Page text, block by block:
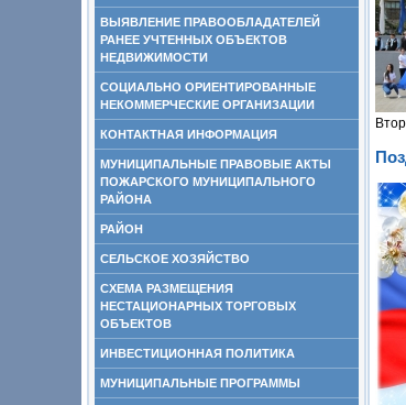
ВЫЯВЛЕНИЕ ПРАВООБЛАДАТЕЛЕЙ
РАНЕЕ УЧТЕННЫХ ОБЪЕКТОВ
НЕДВИЖИМОСТИ
СОЦИАЛЬНО ОРИЕНТИРОВАННЫЕ
НЕКОММЕРЧЕСКИЕ ОРГАНИЗАЦИИ
КОНТАКТНАЯ ИНФОРМАЦИЯ
МУНИЦИПАЛЬНЫЕ ПРАВОВЫЕ АКТЫ
ПОЖАРСКОГО МУНИЦИПАЛЬНОГО
РАЙОНА
РАЙОН
СЕЛЬСКОЕ ХОЗЯЙСТВО
СХЕМА РАЗМЕЩЕНИЯ
НЕСТАЦИОНАРНЫХ ТОРГОВЫХ
ОБЪЕКТОВ
ИНВЕСТИЦИОННАЯ ПОЛИТИКА
МУНИЦИПАЛЬНЫЕ ПРОГРАММЫ